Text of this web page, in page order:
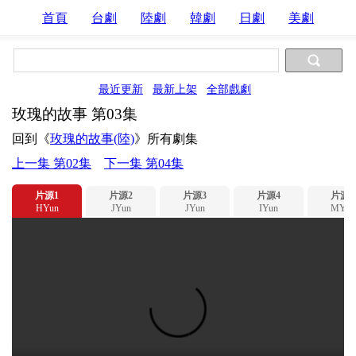
首頁 台劇 陸劇 韓劇 日劇 美劇
最近更新 最新上架 全部戲劇
玫瑰的故事 第03集
回到《玫瑰的故事(陸)》所有劇集
上一集 第02集
下一集 第04集
片源1
HYun
片源2
JYun
片源3
JYun
片源4
IYun
片源5
MYun